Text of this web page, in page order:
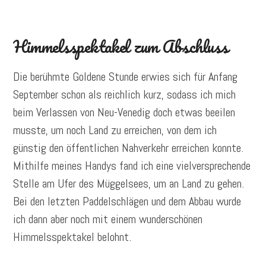
Himmelsspektakel zum Abschluss
Die berühmte Goldene Stunde erwies sich für Anfang
September schon als reichlich kurz, sodass ich mich
beim Verlassen von Neu-Venedig doch etwas beeilen
musste, um noch Land zu erreichen, von dem ich
günstig den öffentlichen Nahverkehr erreichen konnte.
Mithilfe meines Handys fand ich eine vielversprechende
Stelle am Ufer des Müggelsees, um an Land zu gehen.
Bei den letzten Paddelschlägen und dem Abbau wurde
ich dann aber noch mit einem wunderschönen
Himmelsspektakel belohnt.